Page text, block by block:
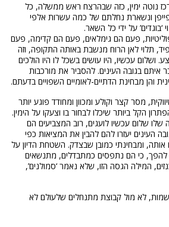
נוטה ימין, כזה שבהרצח ראש ממשלה, כל
ונשארת נחלתם של כמה עשרות אלפי
על ידי כל השאר.
פעם הם גימלאים, פעם הם קדימה, פעם
תלוי לאן הרוח מנשבת באותה התקופה, וזה
עכשיו, היו עושים בשכל לו היו הולכים
איתם בגובה העינים. להסביר את מורכבות
והן מבחינת הדתיים-לאומיים השפויים בדעתם.
מסר קצר וקולע ומכוון ומחודד פוגע יותר
הקל ביותר שיכלו לבחור בו וצעקו על הימין.
שלו שלום עכשיו לועגים, רוב המצביעים הם
העינים יעזרו להם להבין את המציאות כפי
ומבחינתי כמובן שבצדק. השטחת הדיון על
כי הם נתפסים כמתבדלים, מתנשאים
המילה הגסה הזו, שלא נאמר ‘סמולנים’,
לא מול קבוצת מתנחלים שלעולם לא